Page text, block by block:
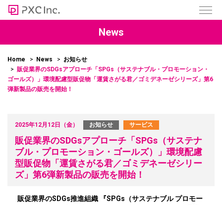
News
Home News
お知らせ
販促業界のSDGsアプローチ「SPGs（サステナブル・プロモーション・
ゴールズ）」環境配慮型販促物「運賃さがる君／ゴミデネーゼシリーズ」第6
弾新製品の販売を開始！
2025年12月12日（金） お知らせ サービス
販促業界のSDGsアプローチ「SPGs（サステナ
ブル・プロモーション・ゴールズ）」環境配慮
型販促物「運賃さがる君／ゴミデネーゼシリー
ズ」第6弾新製品の販売を開始！
販促業界のSDGs推進組織 『SPGs（サステナブル プロモー